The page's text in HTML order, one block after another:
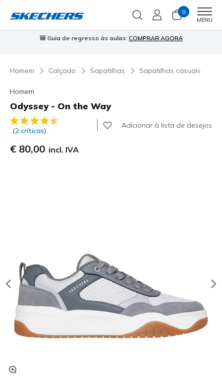
0
MENU
🎒 Guia de regresso às aulas: COMPRAR AGORA
Homem Calçado Sapatilhas Sapatilhas casuais
Homem
Odyssey - On the Way
3$3 de 5 – Classificação do cliente
(2 críticas)
Adicionar à lista de desejos
€ 80,00 incl. IVA